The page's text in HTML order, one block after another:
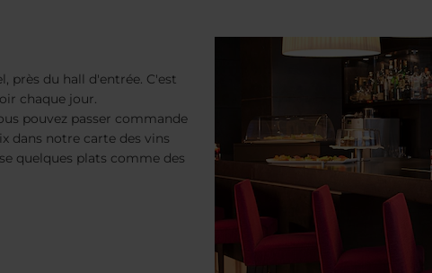
près du hall d'entrée. C'est
chaque jour.
pouvez passer commande
dans notre carte des vins
quelques plats comme des